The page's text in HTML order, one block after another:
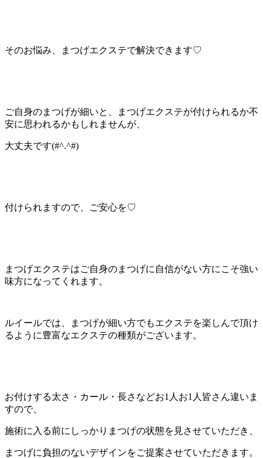
そのお悩み、まつげエクステで解決できます♡
ご自身のまつげが細いと、まつげエクステが付けられるか不
安に思われるかもしれませんが、
大丈夫です(#^.^#)
付けられますので、ご安心を♡
まつげエクステはご自身のまつげに自信がない方にこそ強い
味方になってくれます。
ルイールでは、まつげが細い方でもエクステを楽しんで頂け
るように豊富なエクステの種類がございます。
お付けする太さ・カール・長さなどお1人お1人皆さん違いま
すので、
施術に入る前にしっかりまつげの状態を見させていただき、
まつげに負担のないデザインをご提案させていただきます。